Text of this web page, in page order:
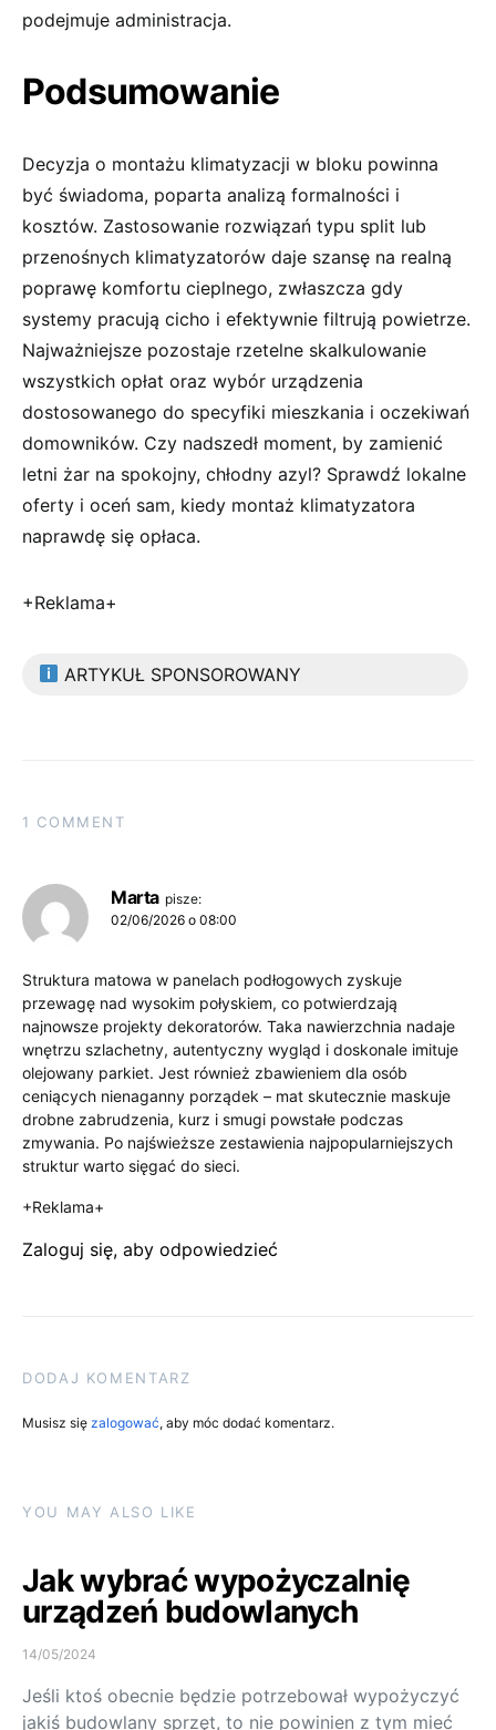
podejmuje administracja.
Podsumowanie
Decyzja o montażu klimatyzacji w bloku powinna
być świadoma, poparta analizą formalności i
kosztów. Zastosowanie rozwiązań typu split lub
przenośnych klimatyzatorów daje szansę na realną
poprawę komfortu cieplnego, zwłaszcza gdy
systemy pracują cicho i efektywnie filtrują powietrze.
Najważniejsze pozostaje rzetelne skalkulowanie
wszystkich opłat oraz wybór urządzenia
dostosowanego do specyfiki mieszkania i oczekiwań
domowników. Czy nadszedł moment, by zamienić
letni żar na spokojny, chłodny azyl? Sprawdź lokalne
oferty i oceń sam, kiedy montaż klimatyzatora
naprawdę się opłaca.
+Reklama+
ARTYKUŁ SPONSOROWANY
1 COMMENT
Marta pisze:
02/06/2026 o 08:00
Struktura matowa w panelach podłogowych zyskuje
przewagę nad wysokim połyskiem, co potwierdzają
najnowsze projekty dekoratorów. Taka nawierzchnia nadaje
wnętrzu szlachetny, autentyczny wygląd i doskonale imituje
olejowany parkiet. Jest również zbawieniem dla osób
ceniących nienaganny porządek – mat skutecznie maskuje
drobne zabrudzenia, kurz i smugi powstałe podczas
zmywania. Po najświeższe zestawienia najpopularniejszych
struktur warto sięgać do sieci.
+Reklama+
Zaloguj się, aby odpowiedzieć
DODAJ KOMENTARZ
Musisz się zalogować, aby móc dodać komentarz.
YOU MAY ALSO LIKE
Jak wybrać wypożyczalnię
urządzeń budowlanych
14/05/2024
Jeśli ktoś obecnie będzie potrzebował wypożyczyć
jakiś budowlany sprzęt, to nie powinien z tym mieć